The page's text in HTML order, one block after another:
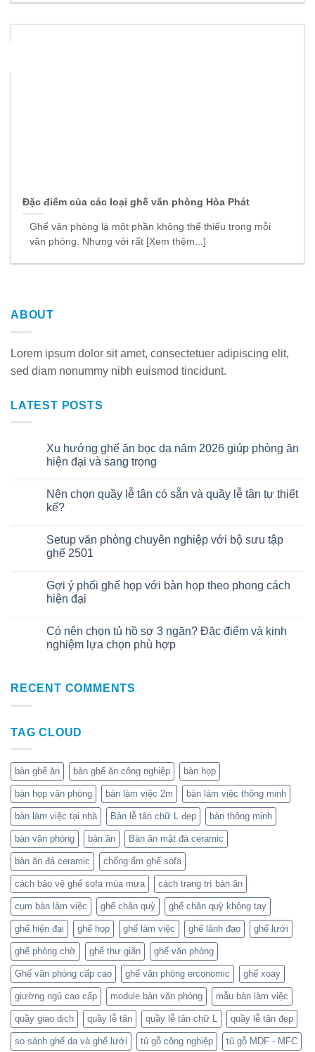
Đặc điểm của các loại ghế văn phòng Hòa Phát
Ghế văn phòng là một phần không thể thiếu trong mỗi
văn phòng. Nhưng với rất [Xem thêm...]
ABOUT
Lorem ipsum dolor sit amet, consectetuer adipiscing elit,
sed diam nonummy nibh euismod tincidunt.
LATEST POSTS
Xu hướng ghế ăn bọc da năm 2026 giúp phòng ăn
hiện đại và sang trọng
Nên chọn quầy lễ tân có sẵn và quầy lễ tân tự thiết
kế?
Setup văn phòng chuyên nghiệp với bộ sưu tập
ghế 2501
Gợi ý phối ghế họp với bàn họp theo phong cách
hiện đại
Có nên chọn tủ hồ sơ 3 ngăn? Đặc điểm và kinh
nghiệm lựa chọn phù hợp
RECENT COMMENTS
TAG CLOUD
bàn ghế ăn bàn ghế ăn công nghiệp bàn họp
bàn họp văn phòng bàn làm việc 2m bàn làm việc thông minh
bàn làm việc tại nhà Bàn lễ tân chữ L đẹp bàn thông minh
bàn văn phòng bàn ăn Bàn ăn mặt đá ceramic
bàn ăn đá ceramic chống ẩm ghế sofa
cách bảo vệ ghế sofa mùa mưa cách trang trí bàn ăn
cụm bàn làm việc ghế chân quỳ ghế chân quỳ không tay
ghế hiện đại ghế họp ghế làm việc ghế lãnh đạo ghế lưới
ghế phòng chờ ghế thư giãn ghế văn phòng
Ghế văn phòng cấp cao ghế văn phòng erconomic ghế xoay
giường ngủ cao cấp module bàn văn phòng mẫu bàn làm việc
quầy giao dịch quầy lễ tân quầy lễ tân chữ L quầy lễ tân đẹp
so sánh ghế da và ghế lưới tủ gỗ công nghiệp tủ gỗ MDF - MFC